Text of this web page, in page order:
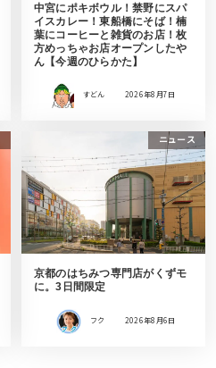
中宮にポキボウル！禁野にスパ
イスカレー！東船橋にそば！楠
葉にコーヒーと雑貨のお店！枚
方めっちゃお店オープンしたや
ん【今週のひらかた】
すどん 2026年8月7日
ニュース
京都のはちみつ専門店がくずモ
に。3日間限定
フク 2026年8月6日